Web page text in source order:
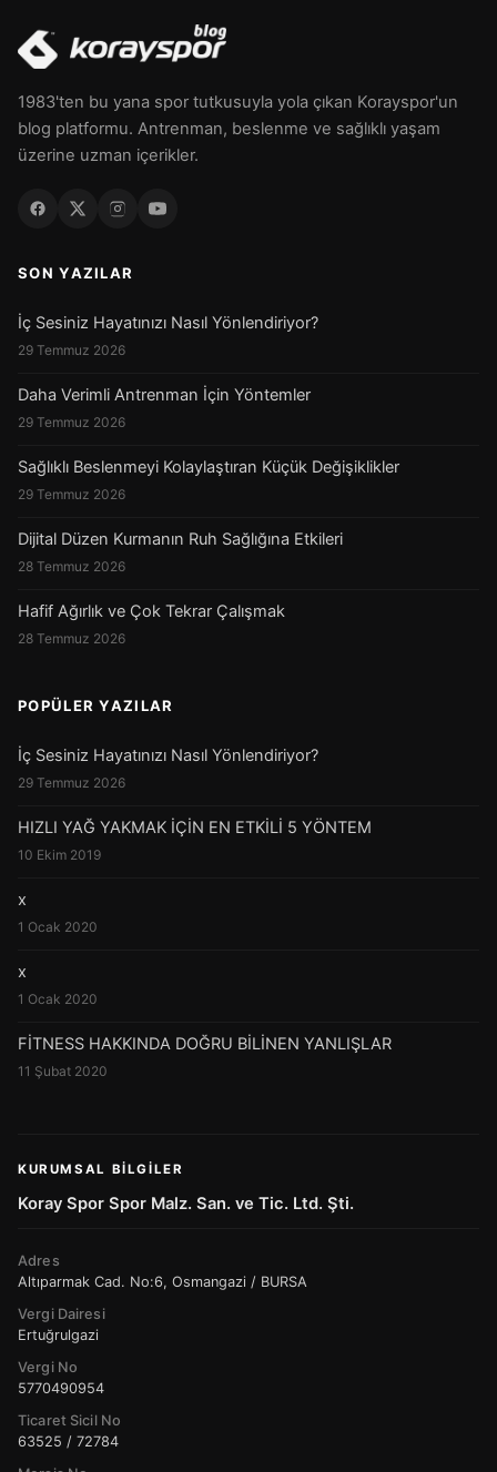
1983'ten bu yana spor tutkusuyla yola çıkan Korayspor'un
blog platformu. Antrenman, beslenme ve sağlıklı yaşam
üzerine uzman içerikler.
SON YAZILAR
İç Sesiniz Hayatınızı Nasıl Yönlendiriyor?
29 Temmuz 2026
Daha Verimli Antrenman İçin Yöntemler
29 Temmuz 2026
Sağlıklı Beslenmeyi Kolaylaştıran Küçük Değişiklikler
29 Temmuz 2026
Dijital Düzen Kurmanın Ruh Sağlığına Etkileri
28 Temmuz 2026
Hafif Ağırlık ve Çok Tekrar Çalışmak
28 Temmuz 2026
POPÜLER YAZILAR
İç Sesiniz Hayatınızı Nasıl Yönlendiriyor?
29 Temmuz 2026
HIZLI YAĞ YAKMAK İÇİN EN ETKİLİ 5 YÖNTEM
10 Ekim 2019
x
1 Ocak 2020
x
1 Ocak 2020
FİTNESS HAKKINDA DOĞRU BİLİNEN YANLIŞLAR
11 Şubat 2020
KURUMSAL BILGILER
Koray Spor Spor Malz. San. ve Tic. Ltd. Şti.
Adres
Altıparmak Cad. No:6, Osmangazi / BURSA
Vergi Dairesi
Ertuğrulgazi
Vergi No
5770490954
Ticaret Sicil No
63525 / 72784